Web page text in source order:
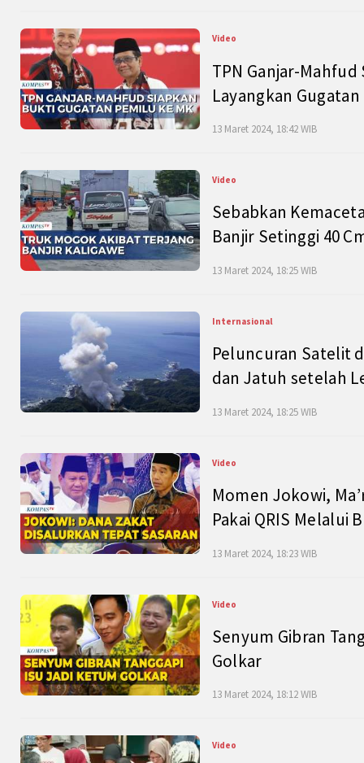
Video
TPN Ganjar-
Layangkan
13 Maret 2024, 18:42 WIB
Video
Sebabkan
Banjir Setinggi 40
13 Maret 2024, 18:25 WIB
Internasional
Peluncuran Satelit
dan Jatuh setelah
13 Maret 2024, 18:25 WIB
Video
Momen Jokowi,
Pakai QRIS Melalui
13 Maret 2024, 18:23 WIB
Video
Senyum Gibran
Golkar
13 Maret 2024, 18:12 WIB
Video